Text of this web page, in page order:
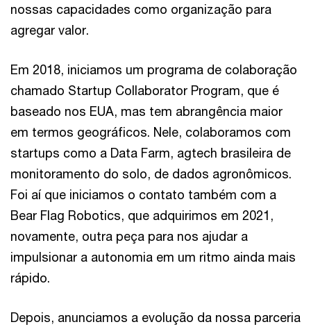
nossas capacidades como organização para
agregar valor.
Em 2018, iniciamos um programa de colaboração
chamado Startup Collaborator Program, que é
baseado nos EUA, mas tem abrangência maior
em termos geográficos. Nele, colaboramos com
startups como a Data Farm, agtech brasileira de
monitoramento do solo, de dados agronômicos.
Foi aí que iniciamos o contato também com a
Bear Flag Robotics, que adquirimos em 2021,
novamente, outra peça para nos ajudar a
impulsionar a autonomia em um ritmo ainda mais
rápido.
Depois, anunciamos a evolução da nossa parceria